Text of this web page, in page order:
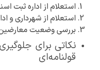
استعلام از اداره ثبت
استعلام از شهرداری و
بررسی وضعیت
نکاتی برای
قولنامه‌ای